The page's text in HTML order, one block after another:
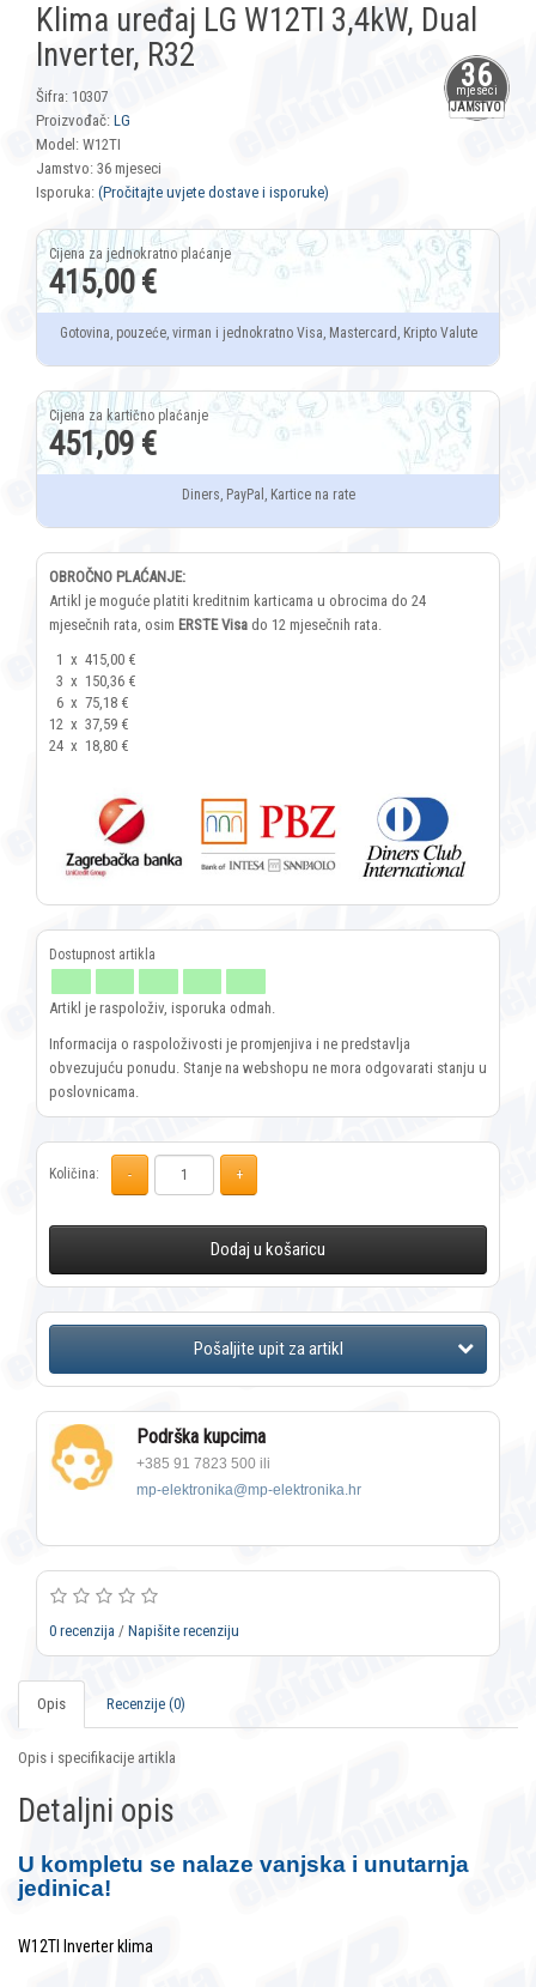
36
mjeseci
JAMSTVO
Klima uređaj LG W12TI 3,4kW, Dual
Inverter, R32
Šifra: 10307
Proizvođač: LG
Model: W12TI
Jamstvo: 36 mjeseci
Isporuka: (Pročitajte uvjete dostave i isporuke)
415,00 €
Gotovina, pouzeće, virman i jednokratno Visa, Mastercard, Kripto Valute
451,09 €
Diners, PayPal, Kartice na rate
OBROČNO PLAĆANJE:
Artikl je moguće platiti kreditnim karticama u obrocima do 24
mjesečnih rata, osim ERSTE Visa do 12 mjesečnih rata.
1 x 415,00 €
3 x 150,36 €
6 x 75,18 €
12 x 37,59 €
24 x 18,80 €
Artikl je raspoloživ, isporuka odmah.
Informacija o raspoloživosti je promjenjiva i ne predstavlja
obvezujuću ponudu. Stanje na webshopu ne mora odgovarati stanju u
poslovnicama.
Količina:
Dodaj u košaricu
Podrška kupcima
+385 91 7823 500 ili
mp-elektronika@mp-elektronika.hr
0 recenzija / Napišite recenziju
Opis Recenzije (0)
Opis i specifikacije artikla
Detaljni opis
U kompletu se nalaze vanjska i unutarnja
jedinica!
W12TI Inverter klima